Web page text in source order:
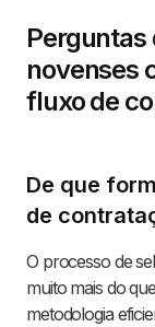
Perguntas
novenses
fluxo de
De que
de
O processo de
muito mais do
metodologia